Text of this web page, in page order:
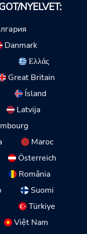
NYELVET:
Danmark
Ελλάς
Great Britain
Ísland
Latvija
Maroc
Österreich
România
Suomi
Türkiye
Việt Nam